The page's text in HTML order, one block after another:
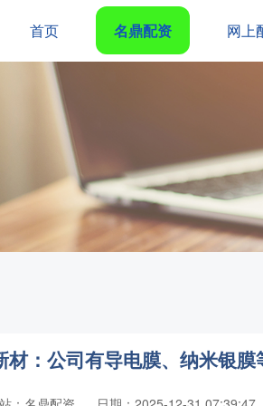
首页 名鼎配资 网上
材：公司有导电膜、纳米银